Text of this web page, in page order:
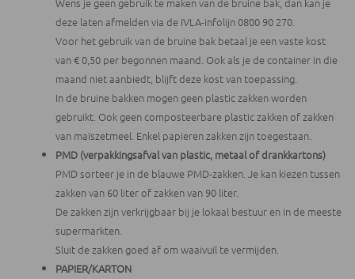
deze laten afmelden via de IVLA-infolijn 0800 90 270.
Voor het gebruik van de bruine bak betaal je een vaste kost
van € 0,50 per begonnen maand. Ook als je de container in die
maand niet aanbiedt, blijft deze kost van toepassing.
In de bruine bakken mogen geen plastic zakken worden
gebruikt. Ook geen composteerbare plastic zakken of zakken
van maïszetmeel. Enkel papieren zakken zijn toegestaan.
PMD (verpakkingsafval van plastic, metaal of drankkartons)
PMD sorteer je in de blauwe PMD-zakken. Je kan kiezen tussen
zakken van 60 liter of zakken van 90 liter.
De zakken zijn verkrijgbaar bij je lokaal bestuur en in de meeste
supermarkten.
Sluit de zakken goed af om waaivuil te vermijden.
PAPIER/KARTON